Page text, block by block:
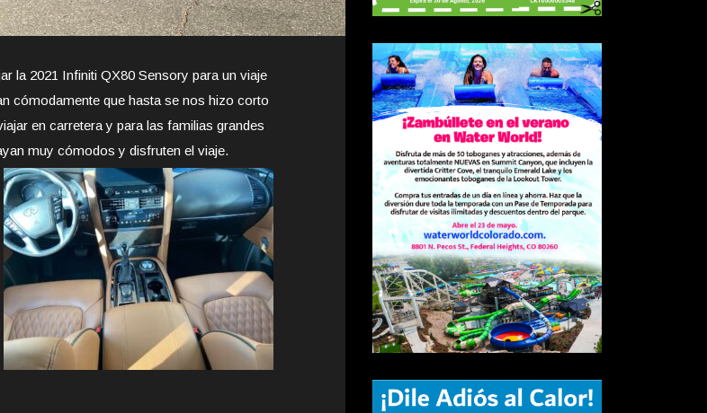
la 2021 Infiniti QX80 Sensory para un viaje
cómodamente que hasta se nos hizo corto
en carretera y para las familias grandes
muy cómodos y disfruten el viaje.